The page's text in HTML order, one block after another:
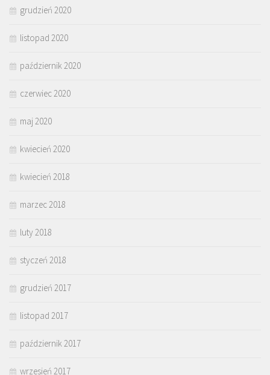
grudzień 2020
listopad 2020
październik 2020
czerwiec 2020
maj 2020
kwiecień 2020
kwiecień 2018
marzec 2018
luty 2018
styczeń 2018
grudzień 2017
listopad 2017
październik 2017
wrzesień 2017